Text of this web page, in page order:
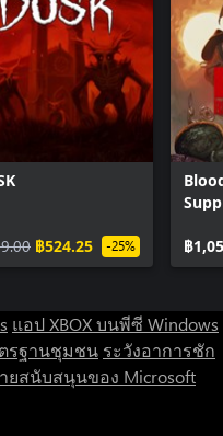
฿524.25 -25% ฿
แอป XBOX บนพีซี Windows
รฐานชุมชน ระวังอาการชัก
ยสนับสนุนของ Microsoft